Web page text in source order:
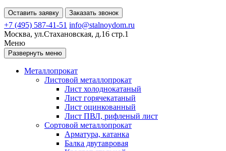
Оставить заявку Заказать звонок
+7 (495) 587-41-51 info@stalnoydom.ru
Москва, ул.Стахановская, д.16 стр.1
Меню
Развернуть меню
Металлопрокат
Листовой металлопрокат
Лист холоднокатаный
Лист горячекатаный
Лист оцинкованный
Лист ПВЛ, рифленый лист
Сортовой металлопрокат
Арматура, катанка
Балка двутавровая